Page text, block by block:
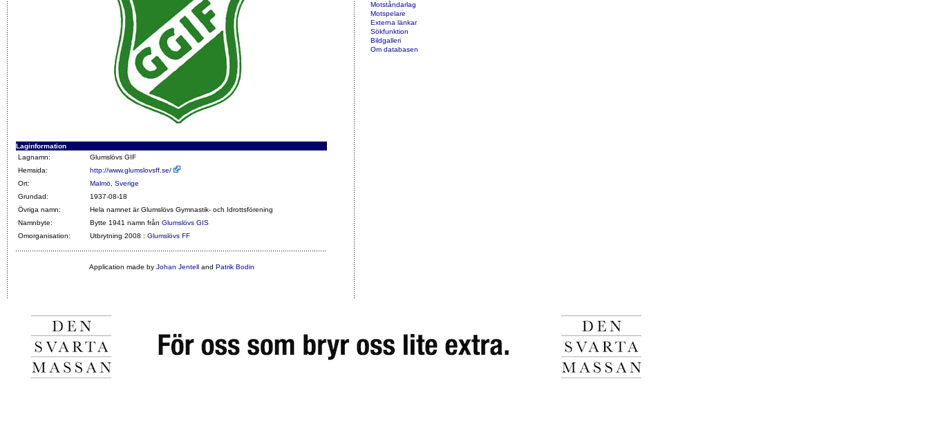
Laginformation
Lagnamn:
Glumslövs GIF
Hemsida:
http://www.glumslovsff.se/
Ort:
Malmö Sverige
Grundad:
1937-08-18
Övriga namn:
Hela namnet är Glumslövs Gymnastik- och Idrottsförening
Namnbyte:
Bytte 1941 namn från Glumslövs GIS
Omorganisation:
Utbrytning 2008 : Glumslövs FF
Application made by Johan Jentelland Patrik Bodin
Motståndarlag
Motspelare
Externa länkar
Sökfunktion
Bildgalleri
Om databasen